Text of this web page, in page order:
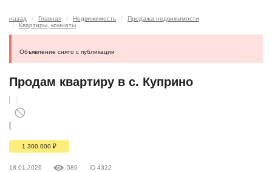
назад Главная Недвижимость
Продажа недвижимости
Квартиры, комнаты
Объявление снято с публикации
Продам квартиру в с. Куприно
1 300 000 ₽
18.01.2026 589 ID 4322